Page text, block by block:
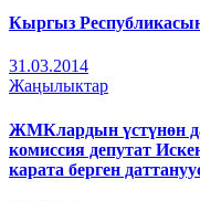
Кыргыз
31.03.2014
Жаңылыктар
ЖМКлардын үстүнөн
комиссия депутат
карата берген